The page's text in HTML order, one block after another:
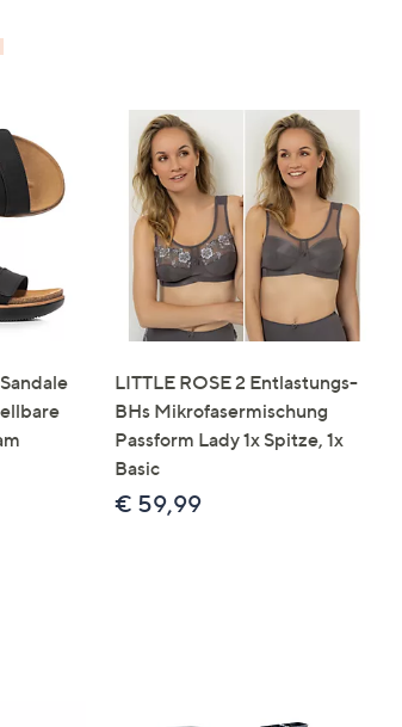
LITTLE ROSE 2 Entlastungs-
BHs Mikrofasermischung
Passform Lady 1x Spitze, 1x
Basic
€ 59,99